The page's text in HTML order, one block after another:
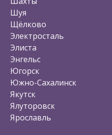
Шуя
Щёлково
Электросталь
Элиста
Энгельс
Югорск
Южно-Сахалинск
Якутск
Ялуторовск
Ярославль